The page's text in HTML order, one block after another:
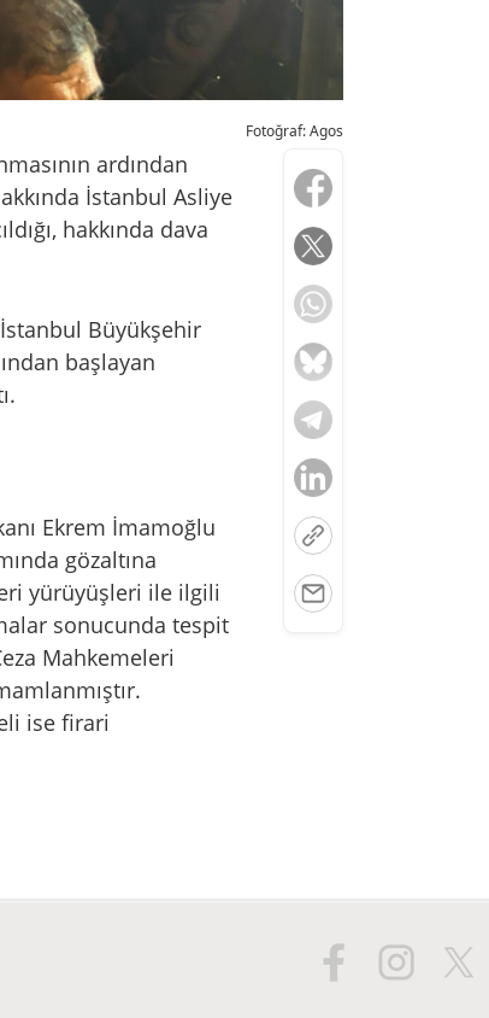
Fotoğraf: Agos
ardından
İstanbul Asliye
hakkında dava
İstanbul Büyükşehir
başlayan
Ekrem İmamoğlu
gözaltına
yürüyüşleri ile ilgili
sonucunda tespit
Mahkemeleri
ise firari